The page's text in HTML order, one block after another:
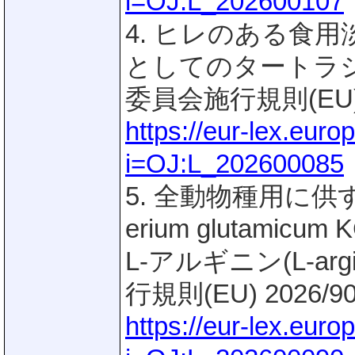
4. ヒレのある食用
としてのタートラ
委員会施行規則
https://eur-
i=OJ:L_202600085
5. 全動物種用に供
erium glutamicum
L-アルギニン(L-
行規則(EU) 2026/
https://eur-